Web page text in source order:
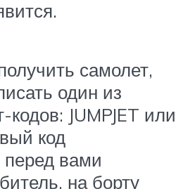
самолет,
один из
JUMPJET или
код
перед вами
на борту